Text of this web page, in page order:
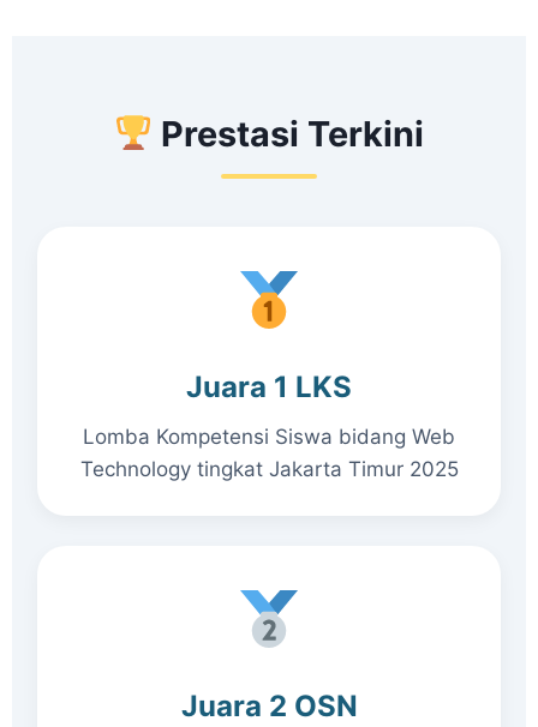
Prestasi Terkini
Juara 1 LKS
Lomba Kompetensi Siswa bidang Web
Technology tingkat Jakarta Timur 2025
Juara 2 OSN